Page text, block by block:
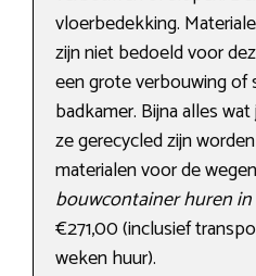
vloerbedekking.
zijn niet bedoeld voor
een grote verbouwing of
badkamer. Bijna alles
ze gerecycled zijn
materialen voor de
bouwcontainer huren
€271,00 (inclusief
weken huur).